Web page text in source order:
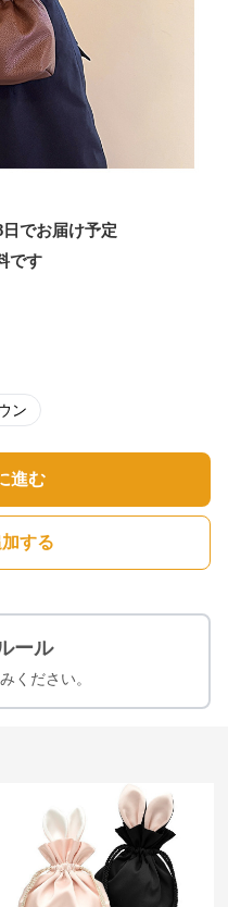
でお届け予定
です
ン
進む
する
ール
ください。